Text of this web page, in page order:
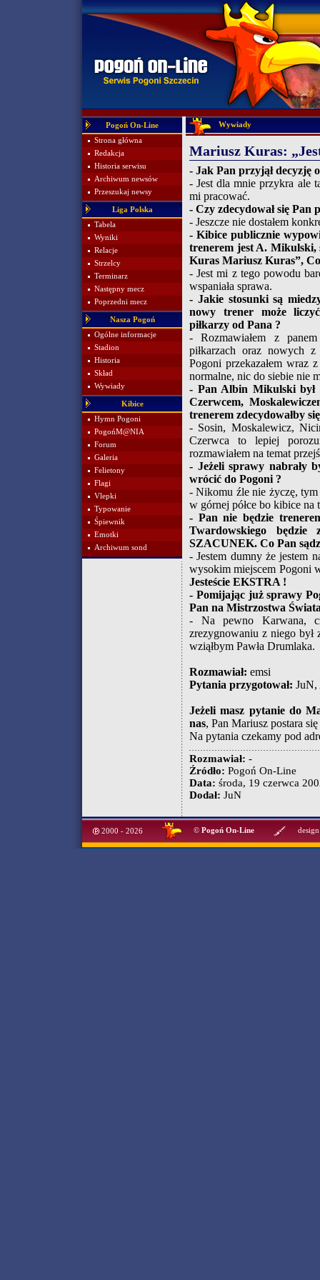
Pogoń On-Line
Strona główna
Redakcja
Historia serwisu
Archiwum newsów
Przeszukaj newsy
Liga Polska
Tabela
Wyniki
Relacje
Strzelcy
Terminarz
Następny mecz
Poprzedni mecz
Nasza Pogoń
Ogólne informacje
Stadion
Historia
Skład
Wywiady
Kibice
Hymn Pogoni
PogońM@NIA
Forum
Galeria
Felietony
Flagi
Vlepki
Typowanie
Śpiewnik
Emotki
Archiwum sond
Wywiady
Mariusz Kuras:
- Jak Pan przyjął decyzję
- Jest dla mnie przykra ale
mi pracować.
- Czy zdecydował się
- Jeszcze nie dostałem
- Kibice publicznie
trenerem jest A. Mikulski,
Kuras Mariusz Kuras”,
- Jest mi z tego powodu
wspaniała sprawa.
- Jakie stosunki są
nowy trener może
piłkarzy od Pana ?
- Rozmawiałem z
piłkarzach oraz nowych
Pogoni przekazałem wraz
normalne, nic do siebie nie
- Pan Albin Mikulski był
Czerwcem,
trenerem zdecydowałby
- Sosin, Moskalewicz,
Czerwca to lepiej
rozmawiałem na temat
- Jeżeli sprawy nabrały
wrócić do Pogoni ?
- Nikomu źle nie życzę, tym
w górnej półce bo kibice na
- Pan nie będzie
Twardowskiego
SZACUNEK. Co Pan
- Jestem dumny że jestem
wysokim miejscem Pogoni
Jesteście EKSTRA !
- Pomijając już sprawy
Pan na Mistrzostwa
- Na pewno Karwana,
zrezygnowaniu z niego był
wziąłbym Pawła Drumlaka.
Rozmawiał: emsi
Pytania przygotował: JuN,
Jeżeli masz pytanie do
nas, Pan Mariusz postara
Na pytania czekamy pod
Rozmawiał: -
Źródło: Pogoń On-Line
Data: środa, 19 czerwca
Dodał: JuN
2000 - 2026 © Pogoń On-Line